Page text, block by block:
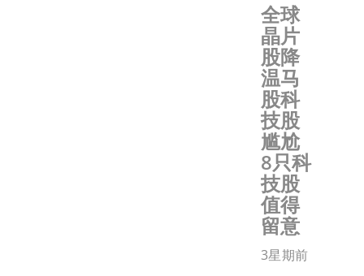
全球
晶片
股降
温马
股科
技股
尴尬
8只科
技股
值得
留意
3星期前